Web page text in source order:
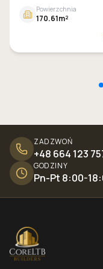
Powierzchnia
170.61m²
ZADZWOŃ
+48 664 123
GODZINY
Pn-Pt 8:00-